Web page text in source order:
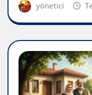
yönetici